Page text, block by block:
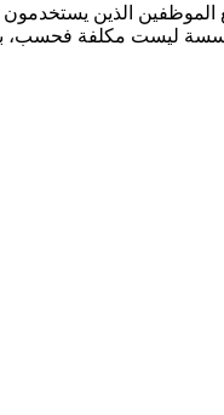
الذين يستخدمون
ليست مكلفة فحسب،